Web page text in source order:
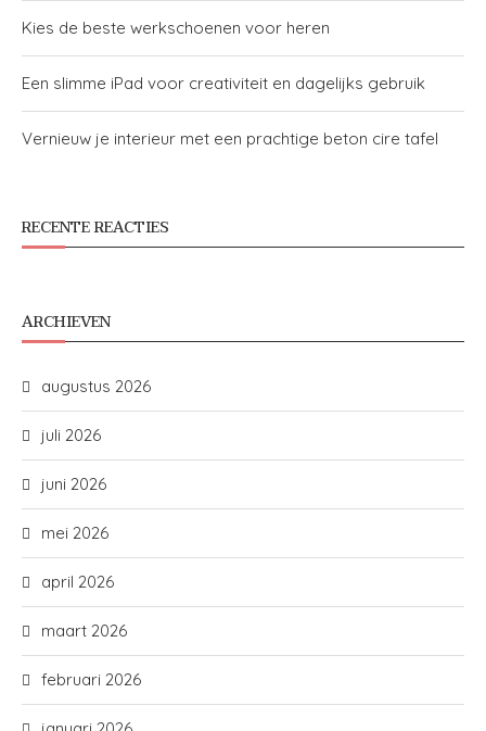
Kies de beste werkschoenen voor heren
Een slimme iPad voor creativiteit en dagelijks gebruik
Vernieuw je interieur met een prachtige beton cire tafel
RECENTE REACTIES
ARCHIEVEN
augustus 2026
juli 2026
juni 2026
mei 2026
april 2026
maart 2026
februari 2026